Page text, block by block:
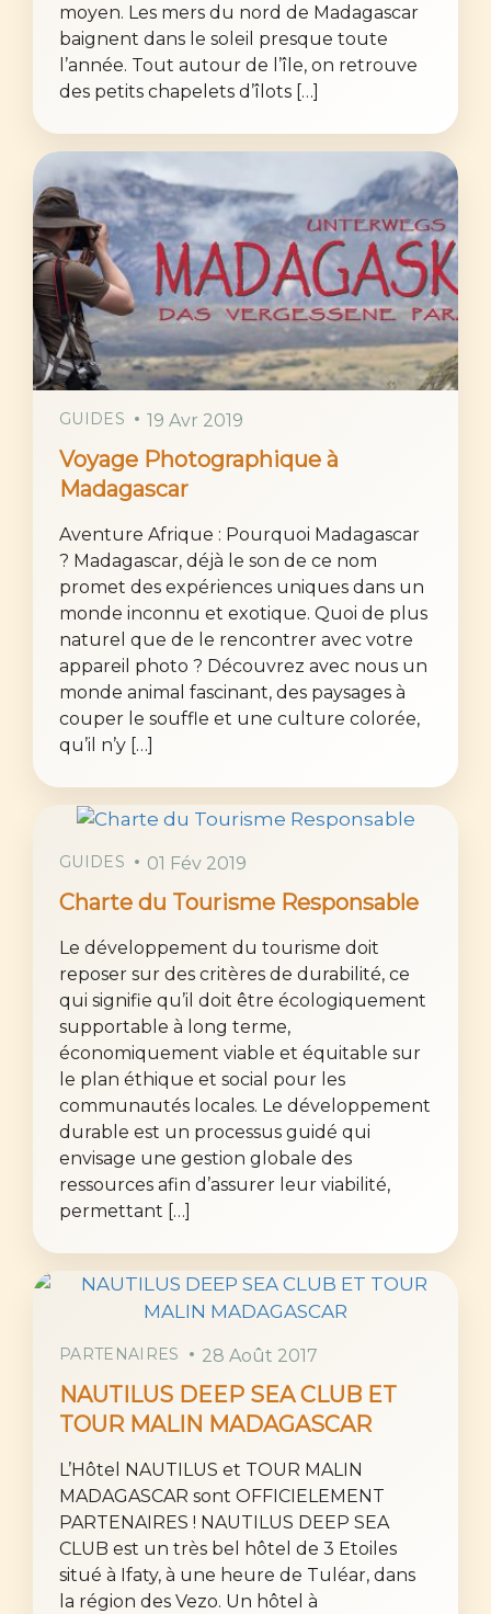
moyen. Les mers du nord de Madagascar
baignent dans le soleil presque toute
l’année. Tout autour de l’île, on retrouve
des petits chapelets d’îlots […]
GUIDES 19 Avr 2019
Voyage Photographique à
Madagascar
Aventure Afrique : Pourquoi Madagascar
? Madagascar, déjà le son de ce nom
promet des expériences uniques dans un
monde inconnu et exotique. Quoi de plus
naturel que de le rencontrer avec votre
appareil photo ? Découvrez avec nous un
monde animal fascinant, des paysages à
couper le souffle et une culture colorée,
qu’il n’y […]
GUIDES 01 Fév 2019
Charte du Tourisme Responsable
Le développement du tourisme doit
reposer sur des critères de durabilité, ce
qui signifie qu’il doit être écologiquement
supportable à long terme,
économiquement viable et équitable sur
le plan éthique et social pour les
communautés locales. Le développement
durable est un processus guidé qui
envisage une gestion globale des
ressources afin d’assurer leur viabilité,
permettant […]
PARTENAIRES 28 Août 2017
NAUTILUS DEEP SEA CLUB ET
TOUR MALIN MADAGASCAR
L’Hôtel NAUTILUS et TOUR MALIN
MADAGASCAR sont OFFICIELEMENT
PARTENAIRES ! NAUTILUS DEEP SEA
CLUB est un très bel hôtel de 3 Etoiles
situé à Ifaty, à une heure de Tuléar, dans
la région des Vezo. Un hôtel à